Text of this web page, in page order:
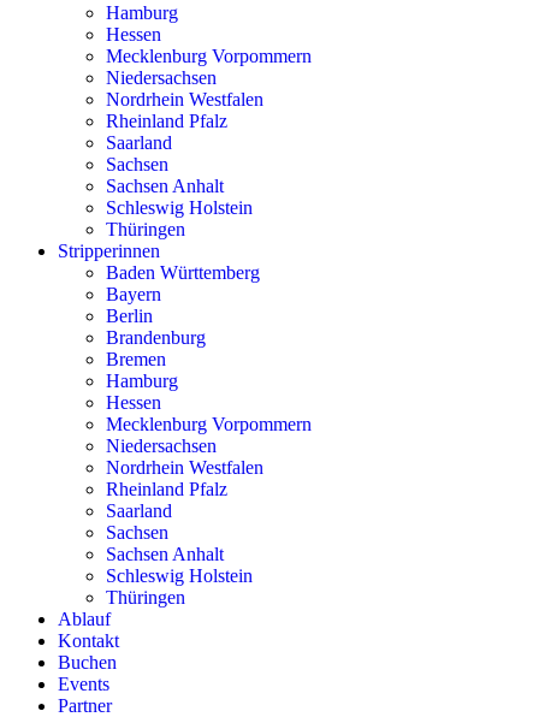
Hamburg
Hessen
Mecklenburg Vorpommern
Niedersachsen
Nordrhein Westfalen
Rheinland Pfalz
Saarland
Sachsen
Sachsen Anhalt
Schleswig Holstein
Thüringen
Stripperinnen
Baden Württemberg
Bayern
Berlin
Brandenburg
Bremen
Hamburg
Hessen
Mecklenburg Vorpommern
Niedersachsen
Nordrhein Westfalen
Rheinland Pfalz
Saarland
Sachsen
Sachsen Anhalt
Schleswig Holstein
Thüringen
Ablauf
Kontakt
Buchen
Events
Partner